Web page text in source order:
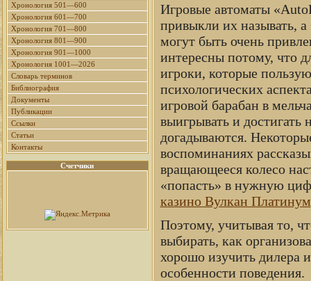
Хронология 501—600
Хронология 601—700
Хронология 701—800
Хронология 801—900
Хронология 901—1000
Хронология 1001—2026
Словарь терминов
Библиография
Документы
Публикации
Ссылки
Статьи
Контакты
Счетчики
Игровые автоматы
привыкли их называть,
могут быть очень
интересны потому, что
игроки, которые
психологических
игровой барабан в
выигрывать и
догадываются.
воспоминаниях
вращающееся колесо
«попасть» в нужную
казино Вулкан Платинум
Поэтому, учитывая то,
выбирать, как
хорошо изучить дилера
особенности поведения.